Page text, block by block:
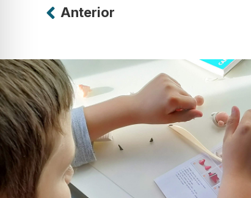
Alternative:
Anterior